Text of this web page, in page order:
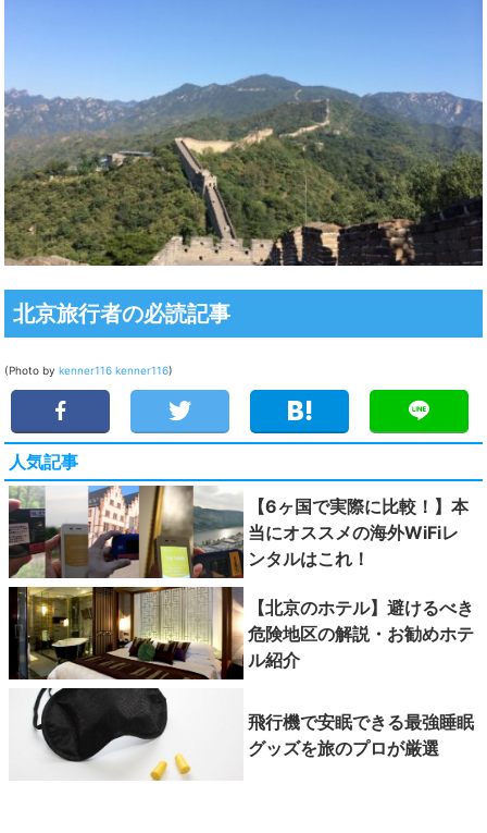
北京旅行者の必読記事
(Photo by kenner116 kenner116)
人気記事
【6ヶ国で実際に比較！】本
当にオススメの海外WiFiレ
ンタルはこれ！
【北京のホテル】避けるべき
危険地区の解説・お勧めホテ
ル紹介
飛行機で安眠できる最強睡眠
グッズを旅のプロが厳選